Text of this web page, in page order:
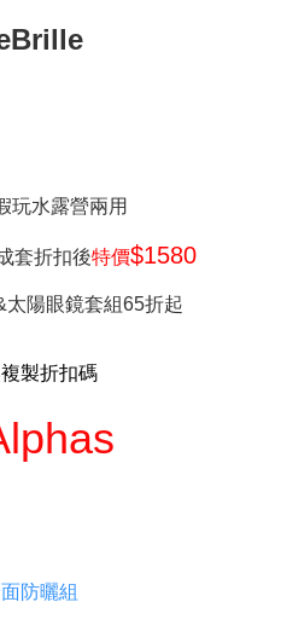
玩水露營兩用
套折扣後特價$1580
太陽眼鏡套組65折起
製折扣碼
防曬組